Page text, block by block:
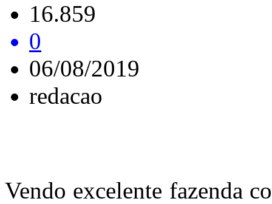
16.859
0
06/08/2019
redacao
Vendo excelente fazenda